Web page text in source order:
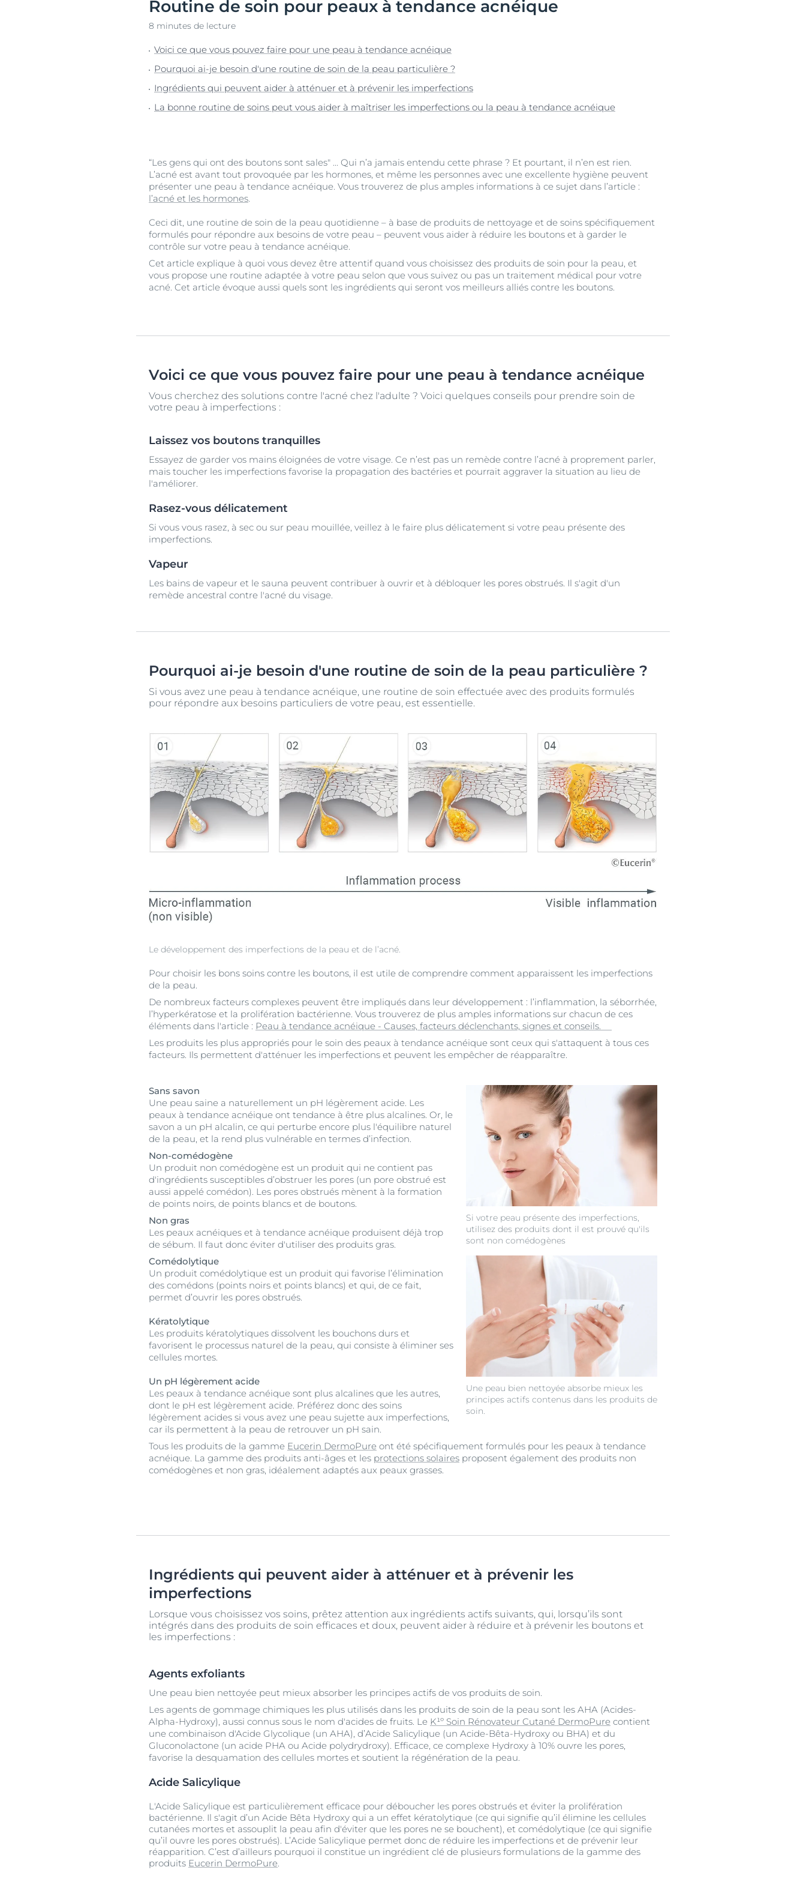
Peaux sèches
Peaux hyperpigmentées
Découvrez Anti-Pigment
En savoir plus
NOUVEAU Vieillissement de la peau
Soin de Jour SPF 30 Hyaluron-Filler +3x Effect
4.6107 avis
Acheter le produit
Routine de soin pour peaux à tendance acnéique
8 minutes de lecture
Voici ce que vous pouvez faire pour une peau à tendance acnéique
Pourquoi ai-je besoin d'une routine de soin de la peau particulière ?
Ingrédients qui peuvent aider à atténuer et à prévenir les imperfections
La bonne routine de soins peut vous aider à maîtriser les imperfections ou la peau à tendance acnéique
“Les gens qui ont des boutons sont sales" ... Qui n’a jamais entendu cette phrase ? Et pourtant, il n’en est rien.
L’acné est avant tout provoquée par les hormones, et même les personnes avec une excellente hygiène peuvent
présenter une peau à tendance acnéique. Vous trouverez de plus amples informations à ce sujet dans l’article :
l’acné et les hormones.
Ceci dit, une routine de soin de la peau quotidienne – à base de produits de nettoyage et de soins spécifiquement
formulés pour répondre aux besoins de votre peau – peuvent vous aider à réduire les boutons et à garder le
contrôle sur votre peau à tendance acnéique.
Cet article explique à quoi vous devez être attentif quand vous choisissez des produits de soin pour la peau, et
vous propose une routine adaptée à votre peau selon que vous suivez ou pas un traitement médical pour votre
acné. Cet article évoque aussi quels sont les ingrédients qui seront vos meilleurs alliés contre les boutons.
Voici ce que vous pouvez faire pour une peau à tendance acnéique
Vous cherchez des solutions contre l'acné chez l'adulte ? Voici quelques conseils pour prendre soin de
votre peau à imperfections :
Laissez vos boutons tranquilles
Essayez de garder vos mains éloignées de votre visage. Ce n’est pas un remède contre l’acné à proprement parler,
mais toucher les imperfections favorise la propagation des bactéries et pourrait aggraver la situation au lieu de
l'améliorer.
Rasez-vous délicatement
Si vous vous rasez, à sec ou sur peau mouillée, veillez à le faire plus délicatement si votre peau présente des
imperfections.
Vapeur
Les bains de vapeur et le sauna peuvent contribuer à ouvrir et à débloquer les pores obstrués. Il s'agit d'un
remède ancestral contre l'acné du visage.
Pourquoi ai-je besoin d'une routine de soin de la peau particulière ?
Si vous avez une peau à tendance acnéique, une routine de soin effectuée avec des produits formulés
pour répondre aux besoins particuliers de votre peau, est essentielle.
Le développement des imperfections de la peau et de l’acné.
Pour choisir les bons soins contre les boutons, il est utile de comprendre comment apparaissent les imperfections
de la peau.
De nombreux facteurs complexes peuvent être impliqués dans leur développement : l’inflammation, la séborrhée,
l’hyperkératose et la prolifération bactérienne. Vous trouverez de plus amples informations sur chacun de ces
éléments dans l'article : Peau à tendance acnéique - Causes, facteurs déclenchants, signes et conseils.
Les produits les plus appropriés pour le soin des peaux à tendance acnéique sont ceux qui s'attaquent à tous ces
facteurs. Ils permettent d'atténuer les imperfections et peuvent les empêcher de réapparaître.
Si votre peau présente des imperfections,
utilisez des produits dont il est prouvé qu'ils
sont non comédogènes
Une peau bien nettoyée absorbe mieux les
principes actifs contenus dans les produits de
soin.
Sans savon
Une peau saine a naturellement un pH légèrement acide. Les
peaux à tendance acnéique ont tendance à être plus alcalines. Or, le
savon a un pH alcalin, ce qui perturbe encore plus l'équilibre naturel
de la peau, et la rend plus vulnérable en termes d’infection.
Non-comédogène
Un produit non comédogène est un produit qui ne contient pas
d'ingrédients susceptibles d’obstruer les pores (un pore obstrué est
aussi appelé comédon). Les pores obstrués mènent à la formation
de points noirs, de points blancs et de boutons.
Non gras
Les peaux acnéiques et à tendance acnéique produisent déjà trop
de sébum. Il faut donc éviter d'utiliser des produits gras.
Comédolytique
Un produit comédolytique est un produit qui favorise l’élimination
des comédons (points noirs et points blancs) et qui, de ce fait,
permet d’ouvrir les pores obstrués.
Kératolytique
Les produits kératolytiques dissolvent les bouchons durs et
favorisent le processus naturel de la peau, qui consiste à éliminer ses
cellules mortes.
Un pH légèrement acide
Les peaux à tendance acnéique sont plus alcalines que les autres,
dont le pH est légèrement acide. Préférez donc des soins
légèrement acides si vous avez une peau sujette aux imperfections,
car ils permettent à la peau de retrouver un pH sain.
Tous les produits de la gamme Eucerin DermoPure ont été spécifiquement formulés pour les peaux à tendance
acnéique. La gamme des produits anti-âges et les protections solaires proposent également des produits non
comédogènes et non gras, idéalement adaptés aux peaux grasses.
Ingrédients qui peuvent aider à atténuer et à prévenir les
imperfections
Lorsque vous choisissez vos soins, prêtez attention aux ingrédients actifs suivants, qui, lorsqu’ils sont
intégrés dans des produits de soin efficaces et doux, peuvent aider à réduire et à prévenir les boutons et
les imperfections :
Agents exfoliants
Une peau bien nettoyée peut mieux absorber les principes actifs de vos produits de soin.
Les agents de gommage chimiques les plus utilisés dans les produits de soin de la peau sont les AHA (Acides-
Alpha-Hydroxy), aussi connus sous le nom d'acides de fruits. Le K¹º Soin Rénovateur Cutané DermoPure contient
une combinaison d'Acide Glycolique (un AHA), d’Acide Salicylique (un Acide-Bêta-Hydroxy ou BHA) et du
Gluconolactone (un acide PHA ou Acide polydrydroxy). Efficace, ce complexe Hydroxy à 10% ouvre les pores,
favorise la desquamation des cellules mortes et soutient la régénération de la peau.
Acide Salicylique
L'Acide Salicylique est particulièrement efficace pour déboucher les pores obstrués et éviter la prolifération
bactérienne. Il s'agit d’un Acide Bêta Hydroxy qui a un effet kératolytique (ce qui signifie qu’il élimine les cellules
cutanées mortes et assouplit la peau afin d'éviter que les pores ne se bouchent), et comédolytique (ce qui signifie
qu’il ouvre les pores obstrués). L’Acide Salicylique permet donc de réduire les imperfections et de prévenir leur
réapparition. C’est d’ailleurs pourquoi il constitue un ingrédient clé de plusieurs formulations de la gamme des
produits Eucerin DermoPure